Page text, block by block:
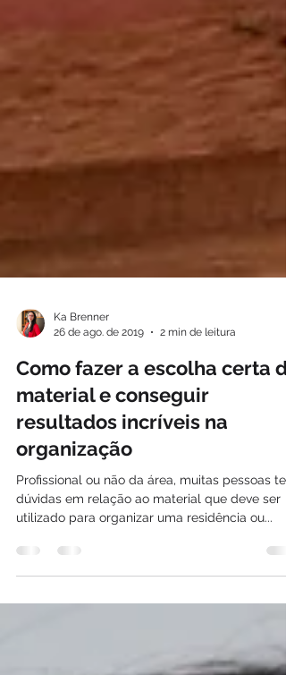
Ka Brenner
26 de ago. de 2019
2 min de leitura
Como fazer a escolha certa
material e conseguir
resultados incríveis na
organização
dúvidas em relação ao material que deve ser
utilizado para organizar uma residência ou...